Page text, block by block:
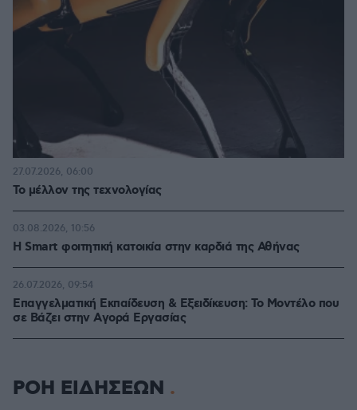
Το μέλλον της τεχνολογίας
27.07.2026, 06:00
Η Smart φοιτητική κατοικία στην καρδιά της Αθήνας
03.08.2026, 10:56
Επαγγελματική Εκπαίδευση & Εξειδίκευση: Το Mοντέλο που
σε Bάζει στην Aγορά Eργασίας
26.07.2026, 09:54
ΡΟΗ ΕΙΔΗΣΕΩΝ